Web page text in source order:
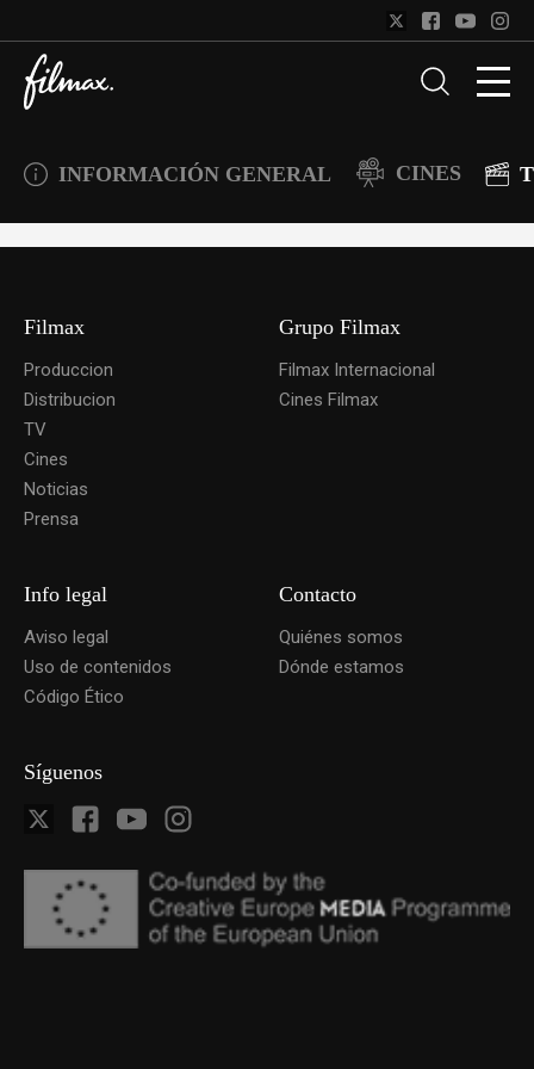
INFORMACIÓN GENERAL CINES
Filmax
Produccion
Distribucion
TV
Cines
Noticias
Prensa
Grupo Filmax
Filmax Internacional
Cines Filmax
Info legal
Aviso legal
Uso de contenidos
Código Ético
Contacto
Quiénes somos
Dónde estamos
Síguenos